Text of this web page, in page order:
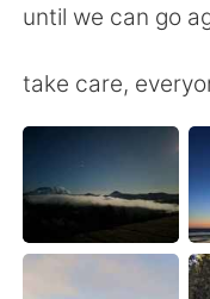
ไทย
until we can go
take care,